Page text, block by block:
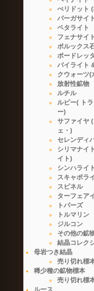
ぺリドット
パーガサイト
ペタライト
フェナサイト
ポルックス
ポードレッ
パイライト
クウォーツ(
放射性鉱物
ルチル
ルビー( ト
ー)
サファイヤ
ェ・)
セレンディ
シリマナイ
イト)
シンハライ
スキャポラ
スピネル
ターフェア
トパーズ
トルマリン
ジルコン
その他の鉱
結晶コレク
母岩つき結晶
売り切れ標
稀少種の鉱物標本
売り切れ標
ルース